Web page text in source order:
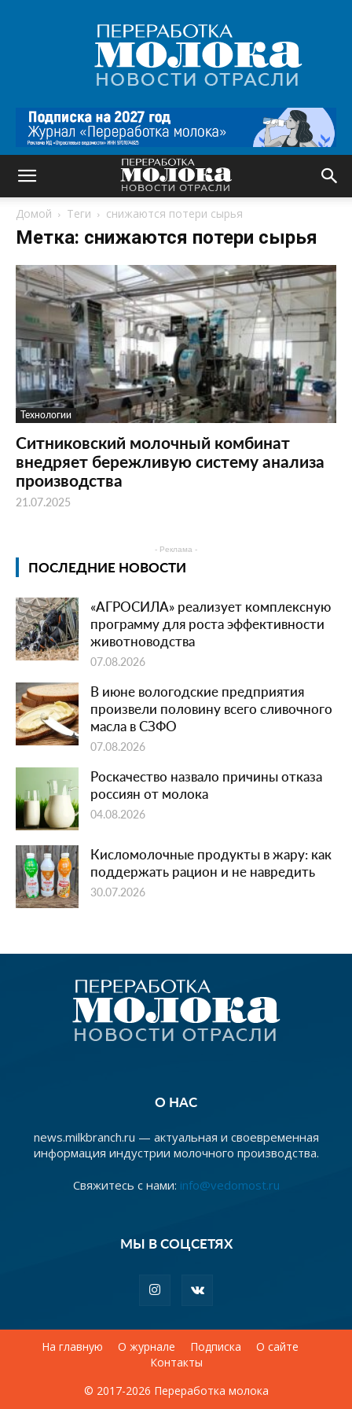
Переработка
молока
|
Новости
Домой Теги снижаются потери сырья
Метка: снижаются потери сырья
Технологии
Ситниковский молочный комбинат
внедряет бережливую систему анализа
производства
21.07.2025
- Реклама -
ПОСЛЕДНИЕ НОВОСТИ
«АГРОСИЛА» реализует комплексную
программу для роста эффективности
животноводства
07.08.2026
В июне вологодские предприятия
произвели половину всего сливочного
масла в СЗФО
07.08.2026
Роскачество назвало причины отказа
россиян от молока
04.08.2026
Кисломолочные продукты в жару: как
поддержать рацион и не навредить
30.07.2026
О НАС
news.milkbranch.ru — актуальная и своевременная
информация индустрии молочного производства.
Свяжитесь с нами: info@vedomost.ru
МЫ В СОЦСЕТЯХ
На главную О журнале Подписка
О сайте
Контакты
© 2017-2026 Переработка молока